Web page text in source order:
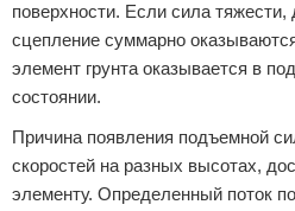
поверхности. Если сила тяжести,
сцепление суммарно
элемент грунта оказывается в
состоянии.
Причина появления подъемной
скоростей на разных высотах,
элементу. Определенный поток